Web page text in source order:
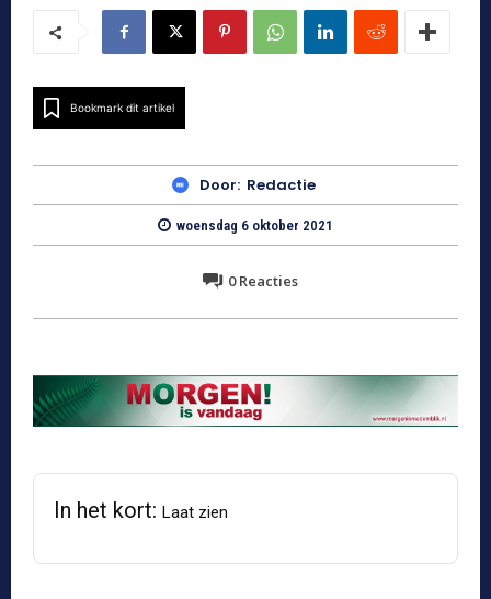
Bookmark dit artikel
Door: Redactie
woensdag 6 oktober 2021
0Reacties
In het kort: Laat zien